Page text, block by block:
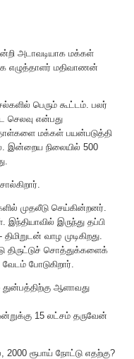
அடாவடியாக மக்கள்
எழுத்தாளர் மதிவாணன்
பெரும் கூட்டம். பலர்
செலவு என்பது
மக்கள் பயன்படுத்தி
இன்றைய நிலையில் 500
முதலீடு செய்கின்றனர்.
இருந்து தப்பி
வாழ முடிகிறது.
திருட்டுச் சொத்துக்களைக்
போடுகிறார்.
ஆளாவது
15 லட்சம் தருவேன்
ரூபாய் நோட்டு எதற்கு?